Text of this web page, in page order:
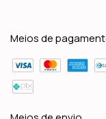
Meios de